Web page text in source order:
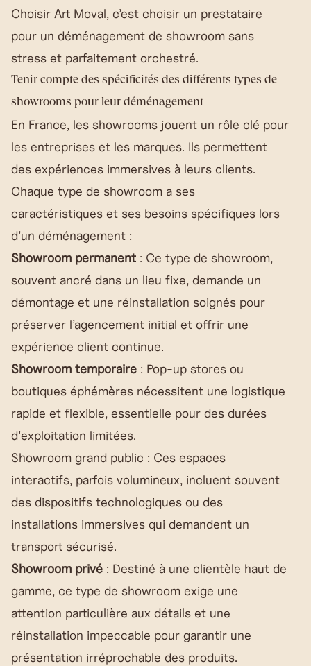
Choisir Art Moval, c’est choisir un prestataire
pour un déménagement de showroom sans
stress et parfaitement orchestré.
Tenir compte des spécificités des différents types de
showrooms pour leur déménagement
En France, les showrooms jouent un rôle clé pour
les entreprises et les marques. Ils permettent
des expériences immersives à leurs clients.
Chaque type de showroom a ses
caractéristiques et ses besoins spécifiques lors
d’un déménagement :
Showroom permanent : Ce type de showroom,
souvent ancré dans un lieu fixe, demande un
démontage et une réinstallation soignés pour
préserver l’agencement initial et offrir une
expérience client continue.
Showroom temporaire : Pop-up stores ou
boutiques éphémères nécessitent une logistique
rapide et flexible, essentielle pour des durées
d'exploitation limitées.
Showroom grand public : Ces espaces
interactifs, parfois volumineux, incluent souvent
des dispositifs technologiques ou des
installations immersives qui demandent un
transport sécurisé.
Showroom privé : Destiné à une clientèle haut de
gamme, ce type de showroom exige une
attention particulière aux détails et une
réinstallation impeccable pour garantir une
présentation irréprochable des produits.